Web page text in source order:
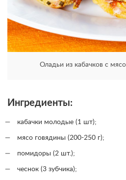
Оладьи из кабачков с
Ингредиенты:
кабачки молодые (1 шт);
мясо говядины (200-250 г);
помидоры (2 шт.);
чеснок (3 зубчика);